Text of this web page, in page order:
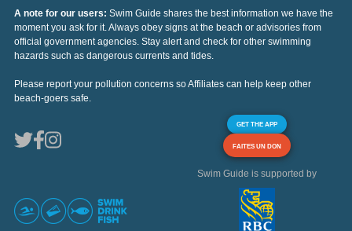
A note for our users: Swim Guide shares the best information we have the
moment you ask for it. Always obey signs at the beach or advisories from
official government agencies. Stay alert and check for other swimming
hazards such as dangerous currents and tides.
Please report your pollution concerns so Affiliates can help keep other
beach-goers safe.
GET THE APP
FAITES UN DON
Swim Guide is supported by